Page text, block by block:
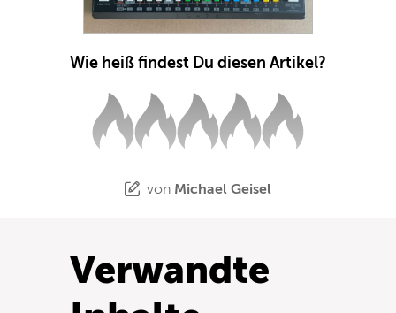
Wie heiß findest Du diesen Artikel?
von Michael Geisel
Verwandte